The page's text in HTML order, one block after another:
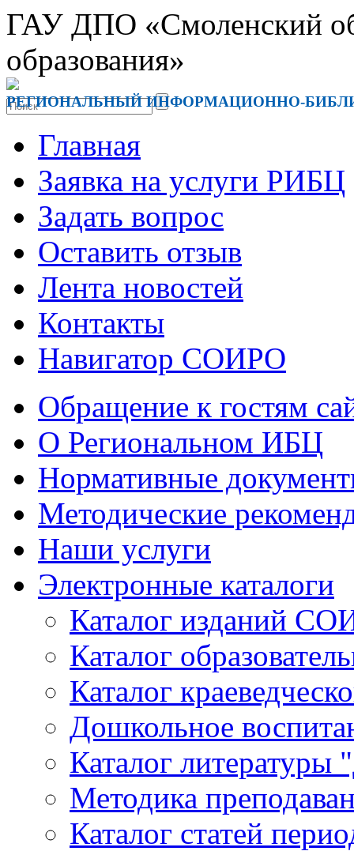
ГАУ ДПО «Смоленский
образования»
РЕГИОНАЛЬНЫЙ ИНФОРМАЦИОННО-
Главная
Заявка на услуги РИБЦ
Задать вопрос
Оставить отзыв
Лента новостей
Контакты
Навигатор СОИРО
Обращение к гостям
О Региональном ИБЦ
Нормативные
Методические
Наши услуги
Электронные каталоги
Каталог изданий
Каталог
Каталог
Дошкольное
Каталог литературы
Методика
Каталог статей